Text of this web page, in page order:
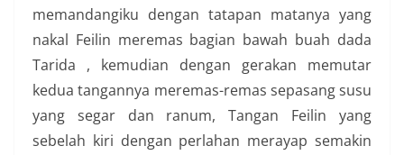
memandangiku dengan tatapan matanya yang
nakal Feilin meremas bagian bawah buah dada
Tarida , kemudian dengan gerakan memutar
kedua tangannya meremas-remas sepasang susu
yang segar dan ranum, Tangan Feilin yang
sebelah kiri dengan perlahan merayap semakin